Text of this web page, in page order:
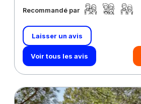
Recommandé par
Laisser un avis
Voir tous les avis